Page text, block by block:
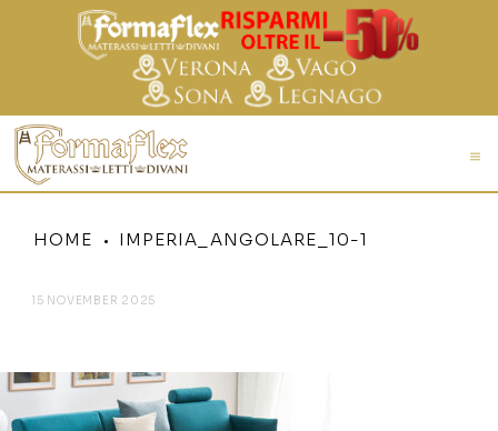
HOME IMPERIA_ANGOLARE_10-1
15 NOVEMBER 2025